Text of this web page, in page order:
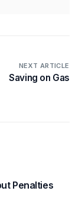
NEXT ARTICLE
Saving on Gas
Penalties